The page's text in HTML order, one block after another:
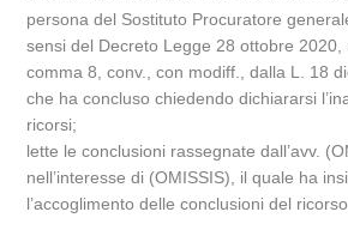
persona del Sostituto Procuratore
sensi del Decreto Legge 28 ottobre 2020,
comma 8, conv., con modiff., dalla L. 18
che ha concluso chiedendo dichiararsi
ricorsi;
lette le conclusioni rassegnate dall’avv.
nell’interesse di (OMISSIS), il quale ha
l’accoglimento delle conclusioni del ricorso.